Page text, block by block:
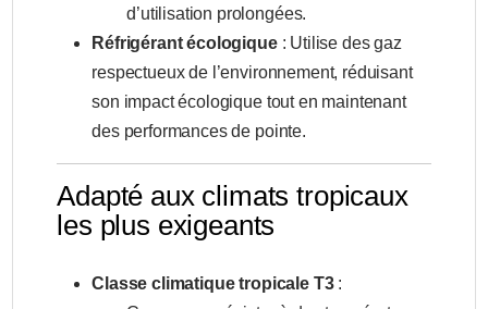
d’utilisation prolongées.
Réfrigérant écologique: Utilise des gaz
respectueux de l’environnement, réduisant
son impact écologique tout en maintenant
des performances de pointe.
Adapté aux climats tropicaux
les plus exigeants
Classe climatique tropicale T3: